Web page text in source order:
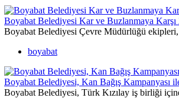
Boyabat Belediyesi Kar ve Buzlanmaya Karşı
Boyabat Belediyesi Çevre Müdürlüğü ekipleri,
boyabat
Boyabat Belediyesi, Kan Bağış Kampanyası
Boyabat Belediyesi, Türk Kızılay iş birliği